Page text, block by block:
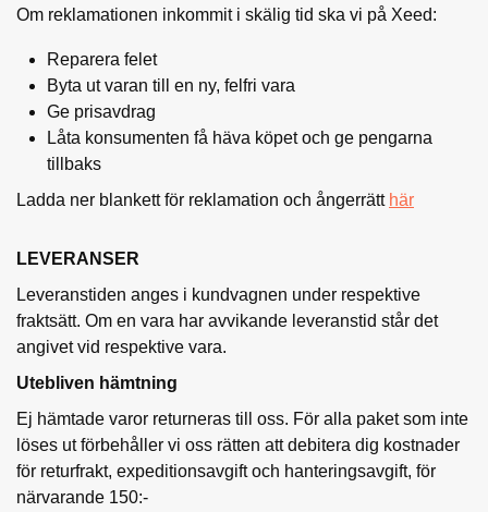
Om reklamationen inkommit i skälig tid ska vi på Xeed:
Reparera felet
Byta ut varan till en ny, felfri vara
Ge prisavdrag
Låta konsumenten få häva köpet och ge pengarna
tillbaks
Ladda ner blankett för reklamation och ångerrätt här
LEVERANSER
Leveranstiden anges i kundvagnen under respektive
fraktsätt. Om en vara har avvikande leveranstid står det
angivet vid respektive vara.
Utebliven hämtning
Ej hämtade varor returneras till oss. För alla paket som inte
löses ut förbehåller vi oss rätten att debitera dig kostnader
för returfrakt, expeditionsavgift och hanteringsavgift, för
närvarande 150:-